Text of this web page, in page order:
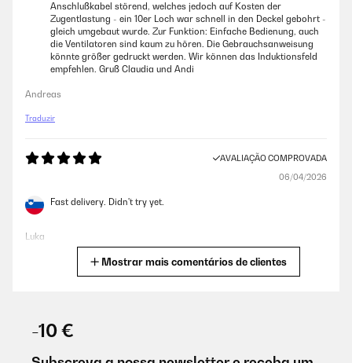
Anschlußkabel störend, welches jedoch auf Kosten der
Zugentlastung - ein 10er Loch war schnell in den Deckel gebohrt -
gleich umgebaut wurde. Zur Funktion: Einfache Bedienung, auch
die Ventilatoren sind kaum zu hören. Die Gebrauchsanweisung
könnte größer gedruckt werden. Wir können das Induktionsfeld
empfehlen. Gruß Claudia und Andi
Andreas
Traduzir
AVALIAÇÃO COMPROVADA
06/04/2026
Fast delivery. Didn't try yet.
Luka
gekauft, nachdem uns unser vorheriges Modell von Blaupunkt
Mostrar mais comentários de clientes
-10 €